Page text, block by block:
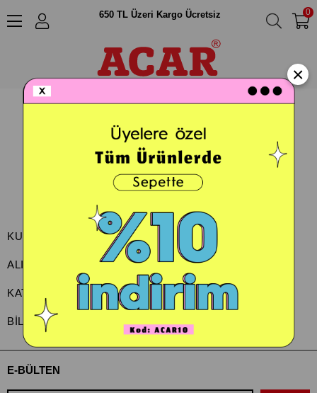
0
650 TL Üzeri Kargo Ücretsiz
KURUMSAL
ALIŞVERİŞ
KATEGORİLER
BİLGİ
E-BÜLTEN
×